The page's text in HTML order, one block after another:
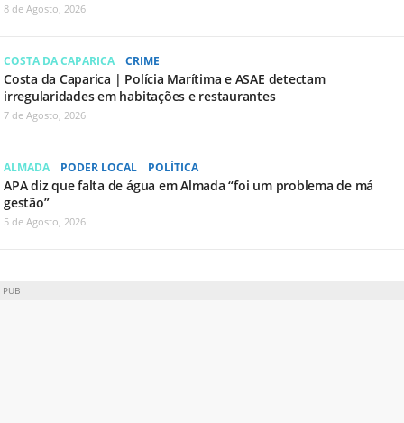
8 de Agosto, 2026
COSTA DA CAPARICA CRIME
Costa da Caparica | Polícia Marítima e ASAE detectam
irregularidades em habitações e restaurantes
7 de Agosto, 2026
ALMADA PODER LOCAL POLÍTICA
APA diz que falta de água em Almada “foi um problema de má
gestão”
5 de Agosto, 2026
PUB